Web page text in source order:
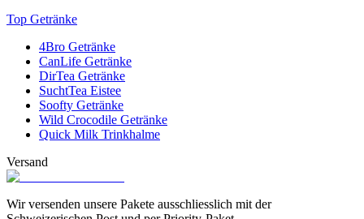
Top Getränke
4Bro Getränke
CanLife Getränke
DirTea Getränke
SuchtTea Eistee
Soofty Getränke
Wild Crocodile Getränke
Quick Milk Trinkhalme
Versand
Wir versenden unsere Pakete ausschliesslich mit der